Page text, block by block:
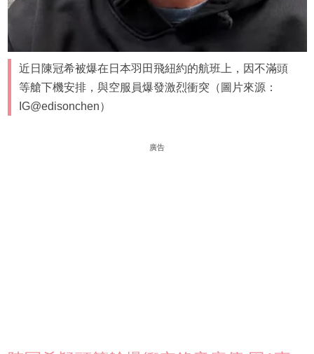
近日陳冠希被爆在日本羽田飛紐約的航班上，因不滿頭
等艙下機安排，與空服員爆發激烈衝突（圖片來源：
IG@edisonchen）
廣告